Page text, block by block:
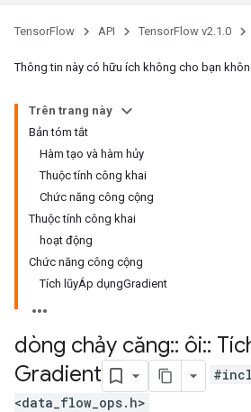
TensorFlow API TensorFlow v2.1.0
Thông tin này có hữu ích không cho bạn
Trên trang này
Bản tóm tắt
Hàm tạo và hàm hủy
Thuộc tính công khai
Chức năng công cộng
Thuộc tính công khai
hoạt động
Chức năng công cộng
Tích lũyÁp dụngGradient
dòng chảy căng:: ôi::
Gradient
<data_flow_ops.h>